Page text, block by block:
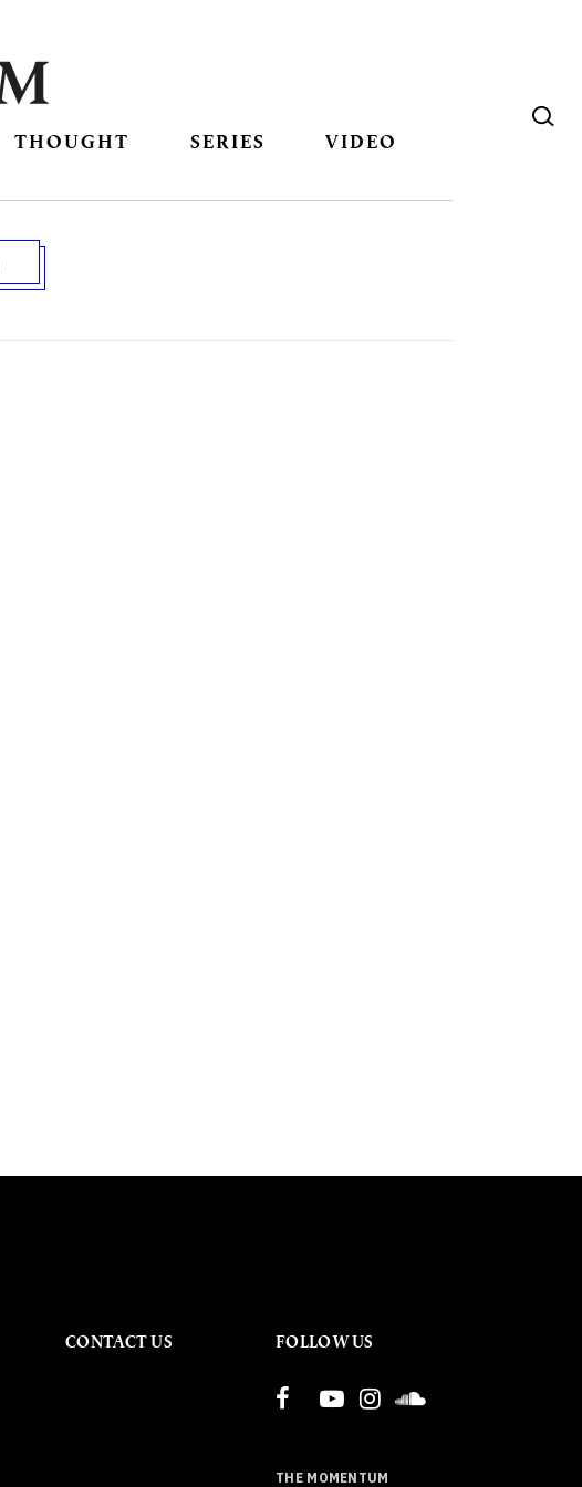
THOUGHT SERIES VIDEO
CONTACT US FOLLOW US
THE MOMENTUM